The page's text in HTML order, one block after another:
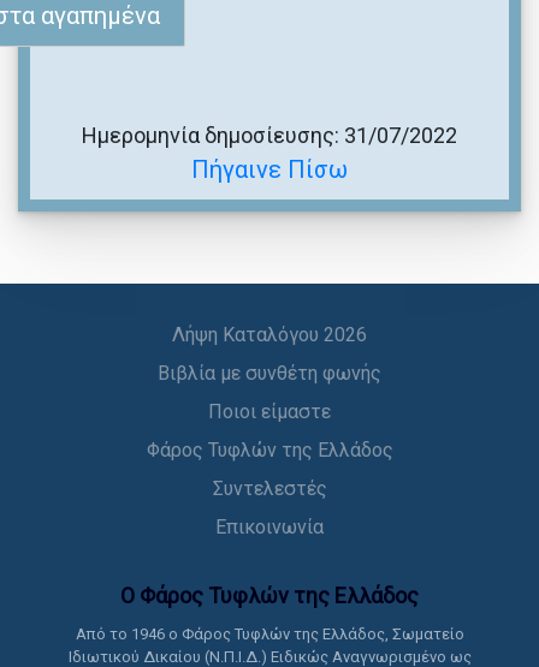
αγαπημένα
Πήγαινε Πίσω
Ημερομηνία δημοσίευσης: 31/07/2022
Λήψη Καταλόγου 2026
Βιβλία με συνθέτη φωνής
Ποιοι είμαστε
Φάρος Τυφλών της Ελλάδος
Συντελεστές
Επικοινωνία
Ο Φάρος Τυφλών της Ελλάδoς
Από το 1946 ο Φάρος Τυφλών της Ελλάδος, Σωματείο
Ιδιωτικού Δικαίου (Ν.Π.Ι.Δ.) Ειδικώς Αναγνωρισμένο ως